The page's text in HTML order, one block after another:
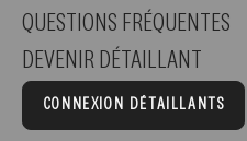
QUESTIONS FRÉQUENTES
DEVENIR DÉTAILLANT
CONNEXION DÉTAILLANTS